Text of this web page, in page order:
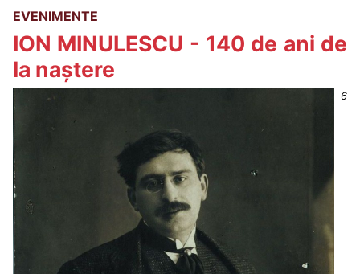
EVENIMENTE
ION MINULESCU - 140 de ani de
la naștere
6